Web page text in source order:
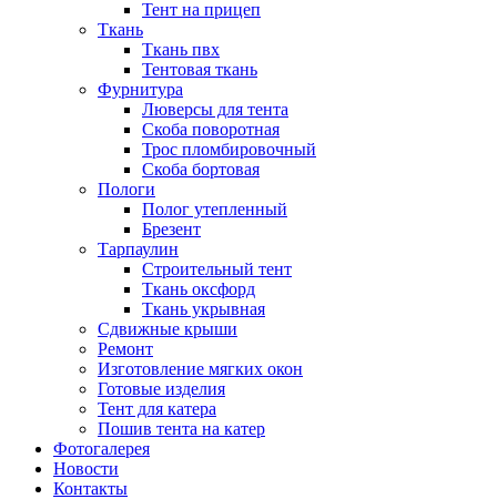
Тент на прицеп
Ткань
Ткань пвх
Тентовая ткань
Фурнитура
Люверсы для тента
Скоба поворотная
Трос пломбировочный
Скоба бортовая
Пологи
Полог утепленный
Брезент
Тарпаулин
Строительный тент
Ткань оксфорд
Ткань укрывная
Сдвижные крыши
Ремонт
Изготовление мягких окон
Готовые изделия
Тент для катера
Пошив тента на катер
Фотогалерея
Новости
Контакты